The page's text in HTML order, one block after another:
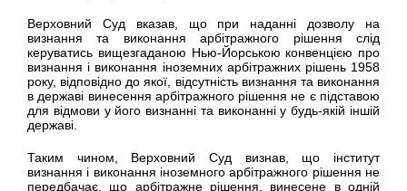
Верховний Суд вказав, що при наданні дозволу на
визнання та виконання арбітражного рішення слід
керуватись вищезгаданою Нью-Йорською конвенцією про
визнання і виконання іноземних арбітражних рішень 1958
року, відповідно до якої, відсутність визнання та виконання
в державі винесення арбітражного рішення не є підставою
для відмови у його визнанні та виконанні у будь-якій іншій
державі.
Таким чином, Верховний Суд визнав, що інститут
визнання і виконання іноземного арбітражного рішення не
передбачає, що арбітражне рішення, винесене в одній